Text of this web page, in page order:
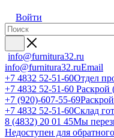
Войти
info@furnitura32.ru
info@furnitura32.ruEmail
+7 4832 52-51-60Отдел
+7 4832 52-51-60 Раскрой
+7 (920)-607-55-69
+7 4832 52-51-60Склад
8 (4832) 20 01 45Мы
Недоступен для